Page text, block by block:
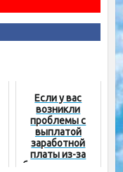
Если у вас
возникли
проблемы с
выплатой
заработной
платы из-за
безответствен